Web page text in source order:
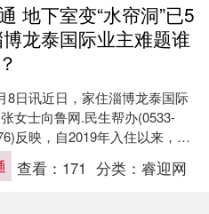
地下室变“水帘洞”已5
龙泰国际业主难题谁
8日讯近日，家住淄博龙泰国际
女士向鲁网.民生帮办(0533-
反映，自2019年入住以来，家
便持续存在渗水、返潮问题，
查看： 171 分类：睿迎网